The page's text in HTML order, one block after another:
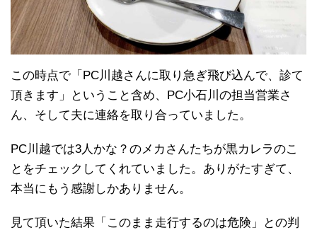
この時点で「PC川越さんに取り急ぎ飛び込んで、診て
頂きます」ということ含め、PC小石川の担当営業さ
ん、そして夫に連絡を取り合っていました。
PC川越では3人かな？のメカさんたちが黒カレラのこ
とをチェックしてくれていました。ありがたすぎて、
本当にもう感謝しかありません。
見て頂いた結果「このまま走行するのは危険」との判